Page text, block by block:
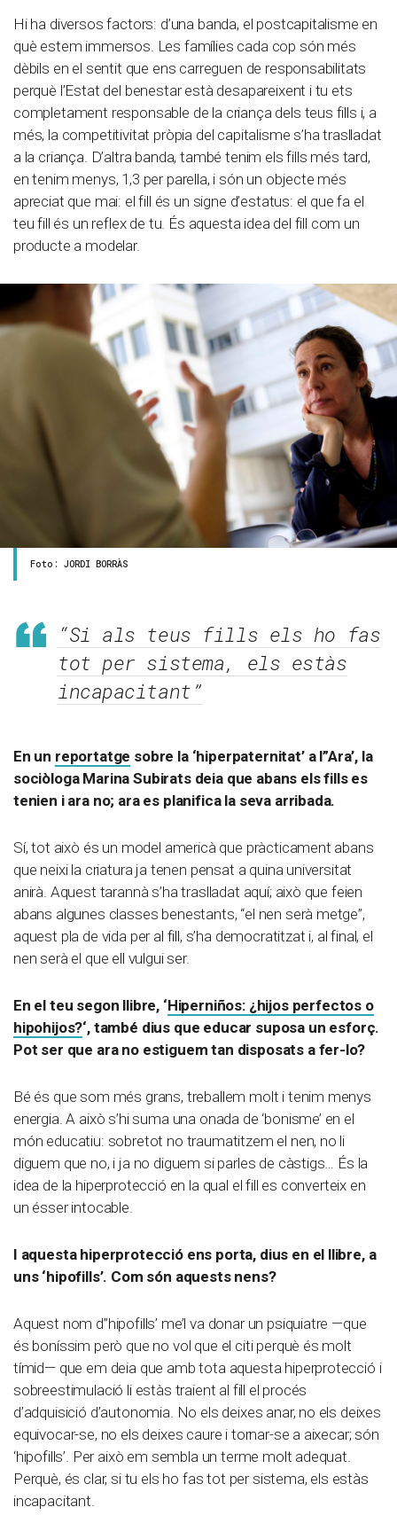
Hi ha diversos factors: d’una banda, el postcapitalisme en
què estem immersos. Les famílies cada cop són més
dèbils en el sentit que ens carreguen de responsabilitats
perquè l’Estat del benestar està desapareixent i tu ets
completament responsable de la criança dels teus fills i, a
més, la competitivitat pròpia del capitalisme s’ha traslladat
a la criança. D’altra banda, també tenim els fills més tard,
en tenim menys, 1,3 per parella, i són un objecte més
apreciat que mai: el fill és un signe d’estatus: el que fa el
teu fill és un reflex de tu. És aquesta idea del fill com un
producte a modelar.
Foto: JORDI BORRÀS
“Si als teus fills els ho fas
tot per sistema, els estàs
incapacitant”
En un reportatge sobre la ‘hiperpaternitat’ a l”Ara’, la
sociòloga Marina Subirats deia que abans els fills es
tenien i ara no; ara es planifica la seva arribada.
Sí, tot això és un model americà que pràcticament abans
que neixi la criatura ja tenen pensat a quina universitat
anirà. Aquest tarannà s’ha traslladat aquí; això que feien
abans algunes classes benestants, “el nen serà metge”,
aquest pla de vida per al fill, s’ha democratitzat i, al final, el
nen serà el que ell vulgui ser.
En el teu segon llibre, ‘Hiperniños: ¿hijos perfectos o
hipohijos?‘, també dius que educar suposa un esforç.
Pot ser que ara no estiguem tan disposats a fer-lo?
Bé és que som més grans, treballem molt i tenim menys
energia. A això s’hi suma una onada de ‘bonisme’ en el
món educatiu: sobretot no traumatitzem el nen, no li
diguem que no, i ja no diguem si parles de càstigs… És la
idea de la hiperprotecció en la qual el fill es converteix en
un ésser intocable.
I aquesta hiperprotecció ens porta, dius en el llibre, a
uns ‘hipofills’. Com són aquests nens?
Aquest nom d”hipofills’ me’l va donar un psiquiatre —que
és boníssim però que no vol que el citi perquè és molt
tímid— que em deia que amb tota aquesta hiperprotecció i
sobreestimulació li estàs traient al fill el procés
d’adquisició d’autonomia. No els deixes anar, no els deixes
equivocar-se, no els deixes caure i tornar-se a aixecar; són
‘hipofills’. Per això em sembla un terme molt adequat.
Perquè, és clar, si tu els ho fas tot per sistema, els estàs
incapacitant.